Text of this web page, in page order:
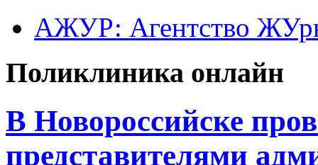
АЖУР: Агентство
Поликлиника онлайн
В Новороссийске
представителями